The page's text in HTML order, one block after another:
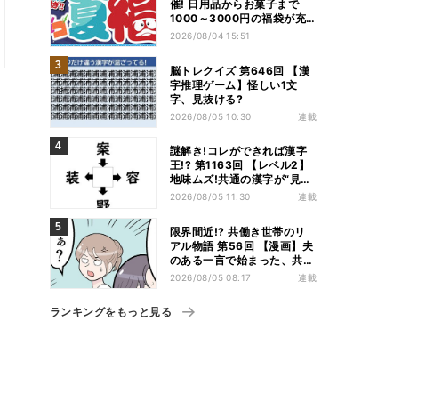
催! 日用品からお菓子まで
1000～3000円の福袋が充
実、家電やアパレルなど人気
2026/08/04 15:51
脳トレクイズ 第646回 【漢
字推理ゲーム】怪しい1文
字、見抜ける?
2026/08/05 10:30 連載
謎解き!コレができれば漢字
王!? 第1163回 【レベル2】
地味ムズ!共通の漢字が“見え
てこない”…
2026/08/05 11:30 連載
限界間近!? 共働き世帯のリ
アル物語 第56回 【漫画】夫
のある一言で始まった、共働
き夫婦の言い合い。妻も思わ
2026/08/05 08:17 連載
ランキングをもっと見る